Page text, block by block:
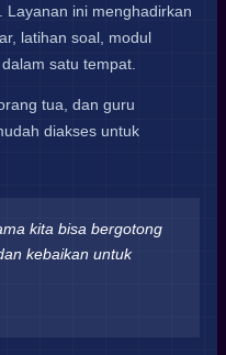
Layanan ini menghadirkan
latihan soal, modul
satu tempat.
tua, dan guru
diakses untuk
kita bisa bergotong
kebaikan untuk